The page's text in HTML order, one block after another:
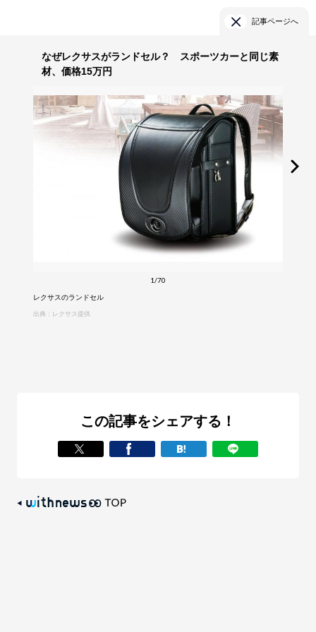
記事ページへ
なぜレクサスがランドセル？ スポーツカーと同じ素
材、価格15万円
1/70
レクサスのランドセル
出典：レクサス提供
この記事をシェアする！